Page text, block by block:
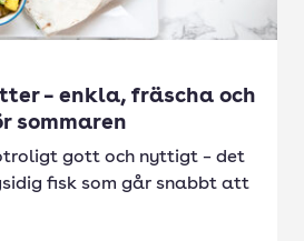
– enkla, fräscha och
sommaren
gott och nyttigt – det
fisk som går snabbt att